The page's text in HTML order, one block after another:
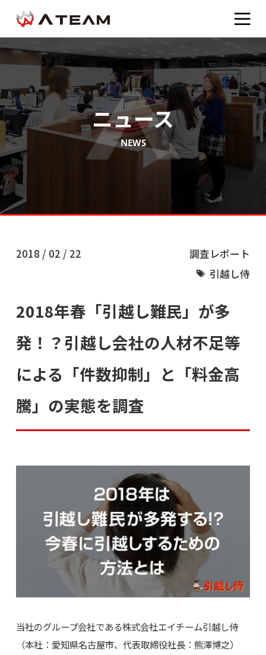
ニュース
NEWS
2018 / 02 / 22
調査レポート
引越し侍
2018年春「引越し難民」が多
発！？引越し会社の人材不足等
による「件数抑制」と「料金高
騰」の実態を調査
当社のグループ会社である株式会社エイチーム引越し侍
（本社：愛知県名古屋市、代表取締役社長：熊澤博之）